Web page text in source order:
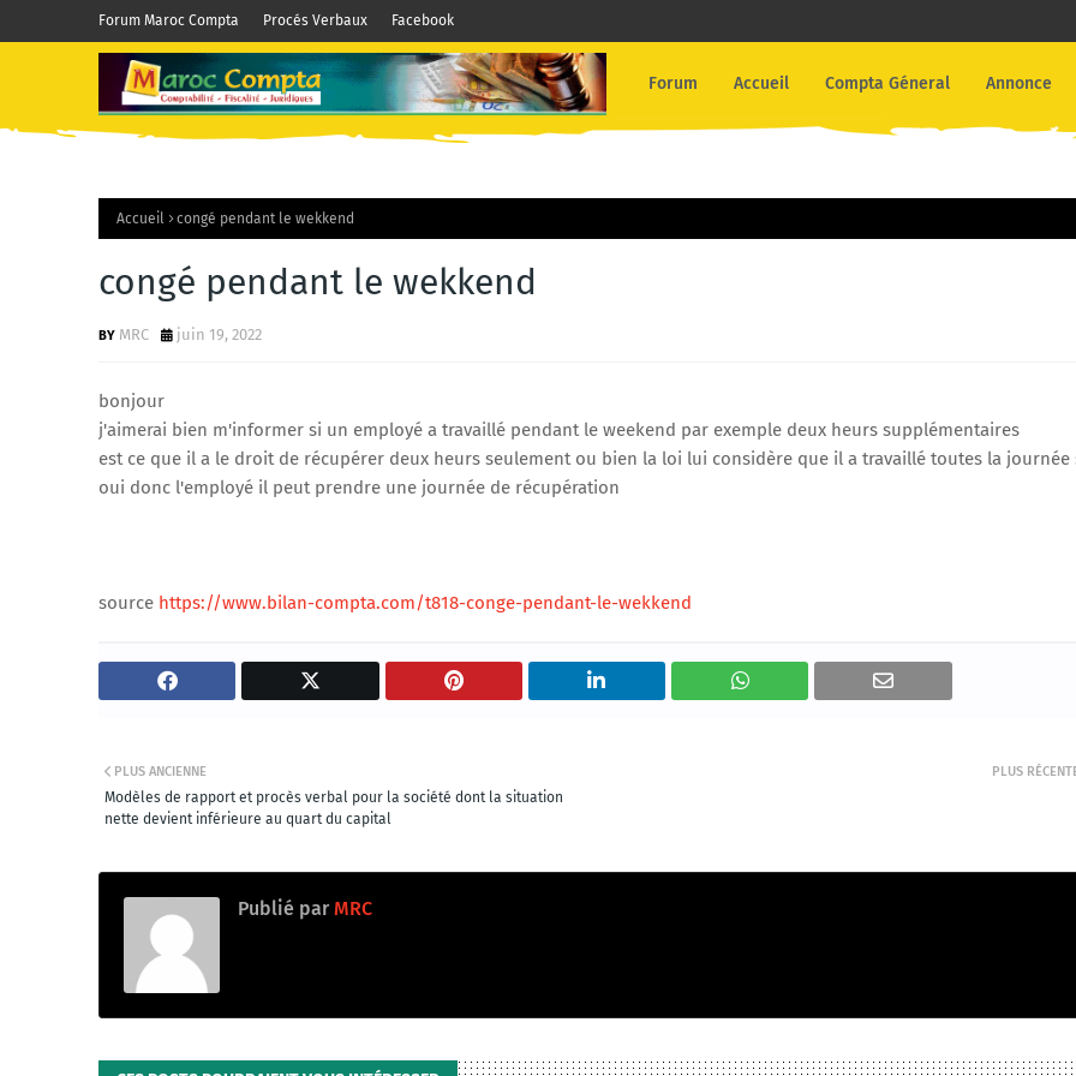
Forum Maroc Compta Procés Verbaux Facebook
Forum Accueil Compta Géneral Annonce
Accueil congé pendant le wekkend
congé pendant le wekkend
MRC juin 19, 2022
bonjour
j'aimerai bien m'informer si un employé a travaillé pendant le weekend par exemple deux heurs supplémentaires
est ce que il a le droit de récupérer deux heurs seulement ou bien la loi lui considère que il a travaillé toutes la journée
oui donc l'employé il peut prendre une journée de récupération
source https://www.bilan-compta.com/t818-conge-pendant-le-wekkend
PLUS
PLUS ANCIENNE
Modèles de rapport et procès verbal pour la société dont la situation
nette devient inférieure au quart du capital
Publié par MRC